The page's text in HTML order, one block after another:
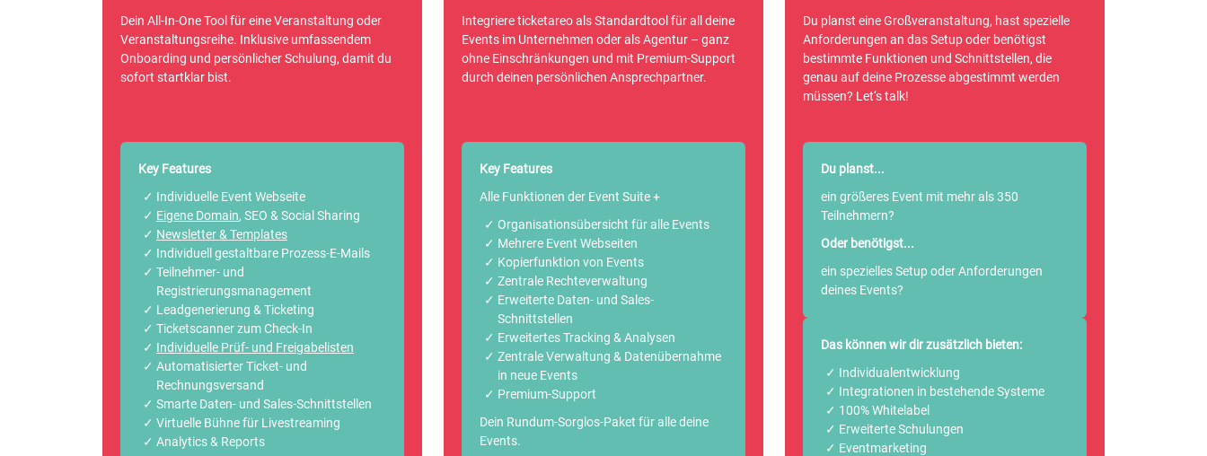
Dein All-In-One Tool für eine Veranstaltung oder
Veranstaltungsreihe. Inklusive umfassendem
Onboarding und persönlicher Schulung, damit du
sofort startklar bist.
Integriere ticketareo als Standardtool für all deine
Events im Unternehmen oder als Agentur – ganz
ohne Einschränkungen und mit Premium-Support
durch deinen persönlichen Ansprechpartner.
Du planst eine Großveranstaltung, hast spezielle
Anforderungen an das Setup oder benötigst
bestimmte Funktionen und Schnittstellen, die
genau auf deine Prozesse abgestimmt werden
müssen? Let‘s talk!
Key Features
Individuelle Event Webseite
Eigene Domain, SEO & Social Sharing
Newsletter & Templates
Individuell gestaltbare Prozess-E-Mails
Teilnehmer- und
Registrierungsmanagement
Leadgenerierung & Ticketing
Ticketscanner zum Check-In
Individuelle Prüf- und Freigabelisten
Automatisierter Ticket- und
Rechnungsversand
Smarte Daten- und Sales-Schnittstellen
Virtuelle Bühne für Livestreaming
Analytics & Reports
Key Features
Alle Funktionen der Event Suite +
Organisationsübersicht für alle Events
Mehrere Event Webseiten
Kopierfunktion von Events
Zentrale Rechteverwaltung
Erweiterte Daten- und Sales-
Schnittstellen
Erweitertes Tracking & Analysen
Zentrale Verwaltung & Datenübernahme
in neue Events
Premium-Support
Dein Rundum-Sorglos-Paket für alle deine
Events.
Du planst...
ein größeres Event mit mehr als 350
Teilnehmern?
Oder benötigst...
ein spezielles Setup oder Anforderungen
deines Events?
Das können wir dir zusätzlich bieten:
Individualentwicklung
Integrationen in bestehende Systeme
100% Whitelabel
Erweiterte Schulungen
Eventmarketing